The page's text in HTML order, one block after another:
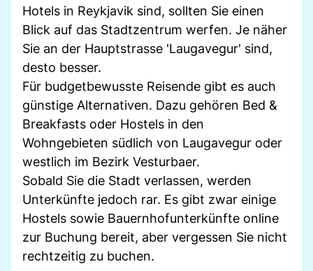
Hotels in Reykjavik sind, sollten Sie einen
Blick auf das Stadtzentrum werfen. Je näher
Sie an der Hauptstrasse 'Laugavegur' sind,
desto besser.
Für budgetbewusste Reisende gibt es auch
günstige Alternativen. Dazu gehören Bed &
Breakfasts oder Hostels in den
Wohngebieten südlich von Laugavegur oder
westlich im Bezirk Vesturbaer.
Sobald Sie die Stadt verlassen, werden
Unterkünfte jedoch rar. Es gibt zwar einige
Hostels sowie Bauernhofunterkünfte online
zur Buchung bereit, aber vergessen Sie nicht
rechtzeitig zu buchen.